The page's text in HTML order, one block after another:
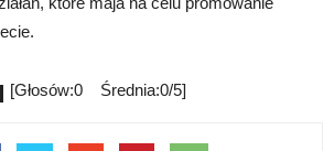
[Głosów:0 Średnia:0/5]